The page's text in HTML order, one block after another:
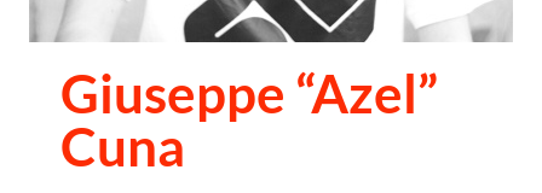
Giuseppe “Azel”
Cuna